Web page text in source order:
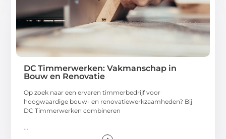
DC Timmerwerken: Vakmanschap in
Bouw en Renovatie
Op zoek naar een ervaren timmerbedrijf voor
hoogwaardige bouw- en renovatiewerkzaamheden? Bij
DC Timmerwerken combineren